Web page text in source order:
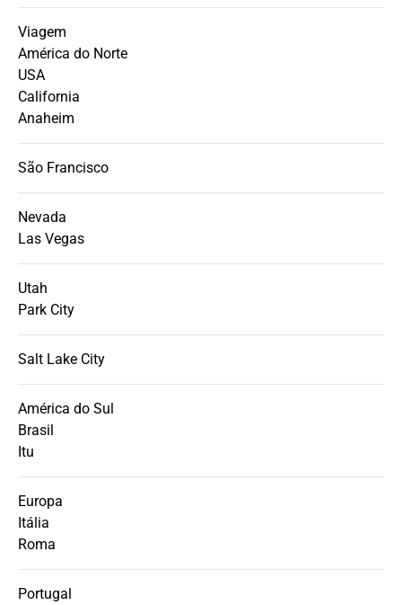
Viagem
América do Norte
USA
California
Anaheim
São Francisco
Nevada
Las Vegas
Utah
Park City
Salt Lake City
América do Sul
Brasil
Itu
Europa
Itália
Roma
Portugal